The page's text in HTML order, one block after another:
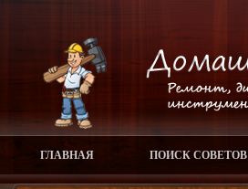
ГЛАВНАЯ ПОИСК СОВЕТОВ